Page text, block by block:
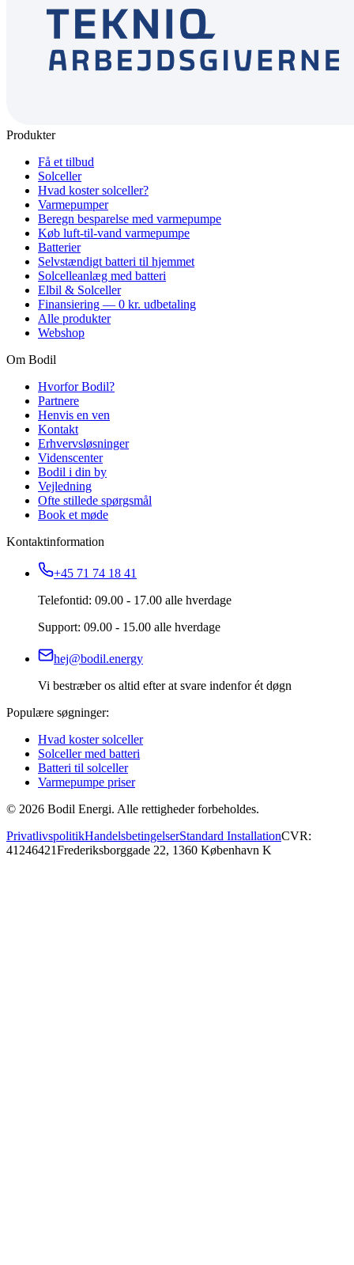
Produkter
Få et tilbud
Solceller
Hvad koster solceller?
Varmepumper
Beregn besparelse med varmepumpe
Køb luft-til-vand varmepumpe
Batterier
Selvstændigt batteri til hjemmet
Solcelleanlæg med batteri
Elbil & Solceller
Finansiering — 0 kr. udbetaling
Alle produkter
Webshop
Om Bodil
Hvorfor Bodil?
Partnere
Henvis en ven
Kontakt
Erhvervsløsninger
Videnscenter
Bodil i din by
Vejledning
Ofte stillede spørgsmål
Book et møde
Kontaktinformation
+45 71 74 18 41
Telefontid: 09.00 - 17.00 alle hverdage
Support: 09.00 - 15.00 alle hverdage
hej@bodil.energy
Vi bestræber os altid efter at svare indenfor ét døgn
Populære søgninger:
Hvad koster solceller
Solceller med batteri
Batteri til solceller
Varmepumpe priser
© 2026 Bodil Energi. Alle rettigheder forbeholdes.
PrivatlivspolitikHandelsbetingelserStandard InstallationCVR:
41246421Frederiksborggade 22, 1360 København K